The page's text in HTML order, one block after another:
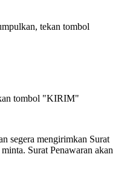
tekan tombol
tombol "KIRIM"
segera mengirimkan Surat
Surat Penawaran akan